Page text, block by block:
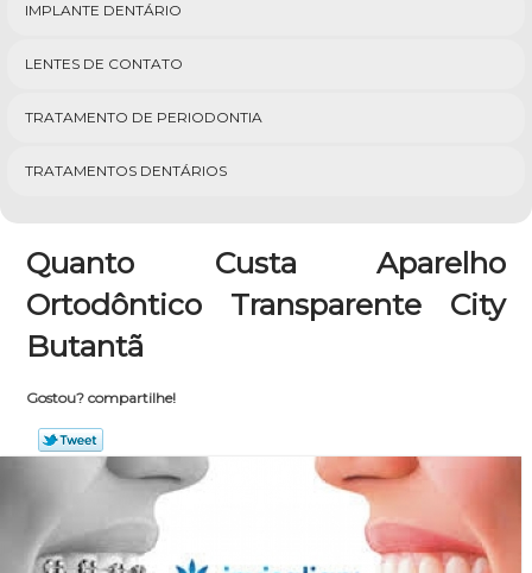
IMPLANTE DENTÁRIO
LENTES DE CONTATO
TRATAMENTO DE PERIODONTIA
TRATAMENTOS DENTÁRIOS
Quanto Custa Aparelho
Ortodôntico Transparente City
Butantã
Gostou? compartilhe!